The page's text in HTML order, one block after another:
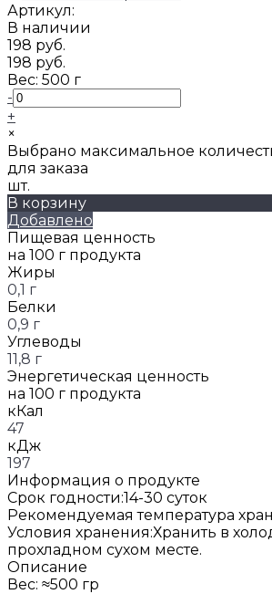
Артикул:
В наличии
198 руб.
198 руб.
Вес: 500 г
-
+
×
Выбрано максимальное
для заказа
шт.
В корзину
Добавлено
Пищевая ценность
на 100 г продукта
Жиры
0,1 г
Белки
0,9 г
Углеводы
11,8 г
Энергетическая ценность
на 100 г продукта
кКал
47
кДж
197
Информация о продукте
Срок годности:14-30 суток
Рекомендуемая температура
Условия хранения:Хранить в
прохладном сухом месте.
Описание
Вес: ≈500 гр